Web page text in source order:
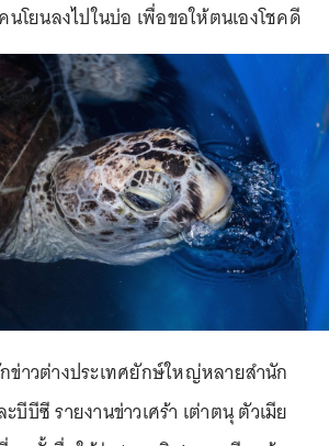
โยนลงไปในบ่อ เพื่อขอให้ตนเองโชคดี
ข่าวต่างประเทศยักษ์ใหญ่หลายสำนัก
บีบีซี รายงานข่าวเศร้า เต่าตนุ ตัวเมีย